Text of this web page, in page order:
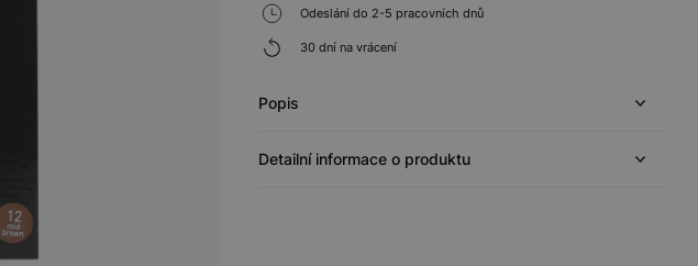
Odeslání do 2-5 pracovních dnů
30 dní na vrácení
Popis
Detailní informace o produktu